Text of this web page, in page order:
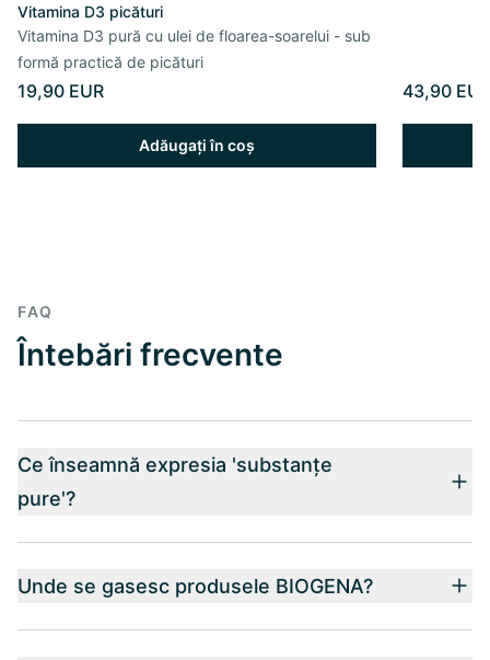
Vitamina D3 picături
Vitamina D3 pură cu ulei de floarea-soarelui - sub
formă practică de picături
19,90 EUR
Adăugați în coș
43,90 EUR
FAQ
Întebări frecvente
Ce înseamnă expresia 'substanțe
pure'?
Unde se gasesc produsele BIOGENA?